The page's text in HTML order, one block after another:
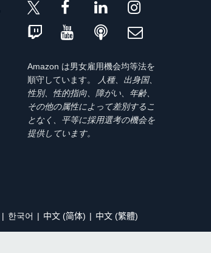
Amazon は男女雇用機会均等法を
順守しています。
人種、出身国、
性別、性的指向、障がい、年齢、
その他の属性によって差別するこ
となく、平等に採用選考の機会を
提供しています。
한국어 中文 (简体) 中文 (繁體)